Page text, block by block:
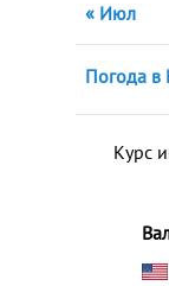
« Июл
Погода в
Курс